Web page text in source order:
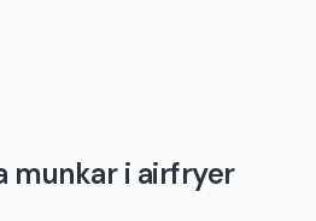
munkar i airfryer